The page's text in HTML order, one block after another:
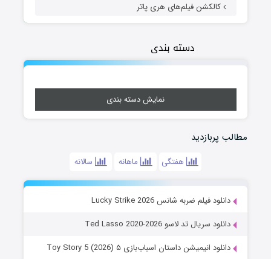
کالکشن فیلم‌های هری پاتر
دسته بندی
نمایش دسته بندی
مطالب پربازدید
هفتگی ماهانه سالانه
دانلود فیلم ضربه شانس Lucky Strike 2026
دانلود سریال تد لاسو Ted Lasso 2020-2026
دانلود انیمیشن داستان اسباب‌بازی ۵ Toy Story 5 (2026)